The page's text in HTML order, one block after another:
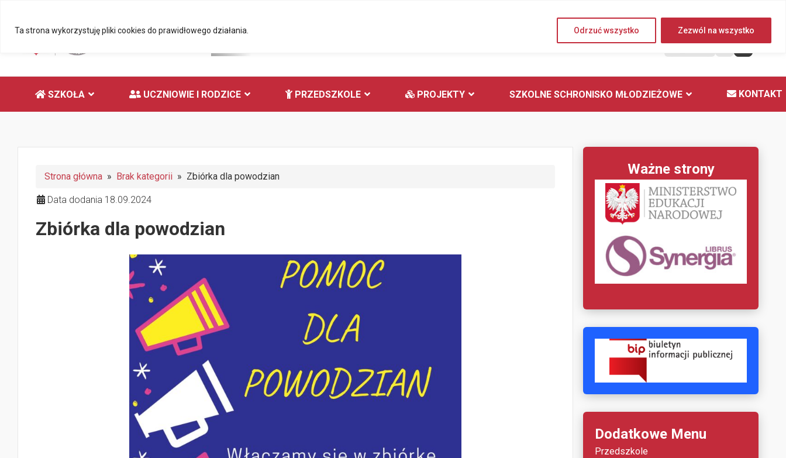
Ta strona wykorzystuję pliki cookies do prawidłowego działania. Odrzuć wszystko Zezwól na wszystko
Sobota, 08 sierpnia 2026
A
SZKOŁA UCZNIOWIE I RODZICE PRZEDSZKOLE PROJEKTY SZKOLNE SCHRONISKO MŁODZIEŻOWE KONTAKT
Strona główna » Brak kategorii » Zbiórka dla powodzian
Data dodania 18.09.2024
Zbiórka dla powodzian
Ważne strony
Dodatkowe Menu
Przedszkole